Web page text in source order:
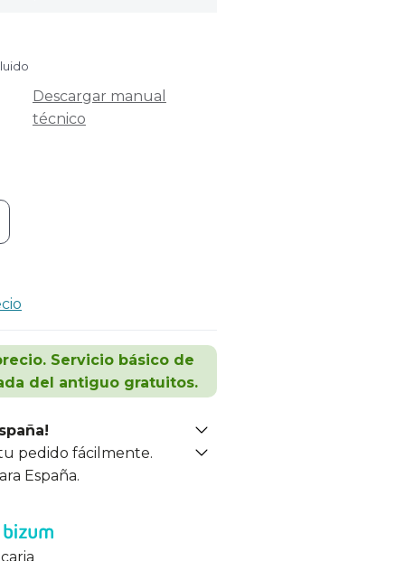
Descargar manual
técnico
Servicio básico de
del antiguo gratuitos.
pedido fácilmente.
España.